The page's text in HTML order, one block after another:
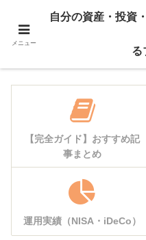
自己紹介
【完全ガイド】おすすめ記
事まとめ
運用実績（NISA・iDeCo）
メニュー
自分の資産・投資
る